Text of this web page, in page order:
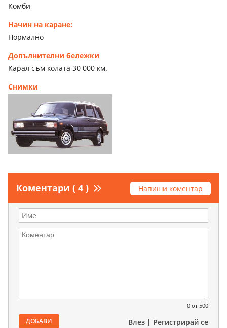
Комби
Начин на каране:
Нормално
Допълнителни бележки
Карал съм колата 30 000 км.
Снимки
Коментари ( 4 ) Напиши коментар
0 от 500
ДОБАВИ Влез | Регистрирай се